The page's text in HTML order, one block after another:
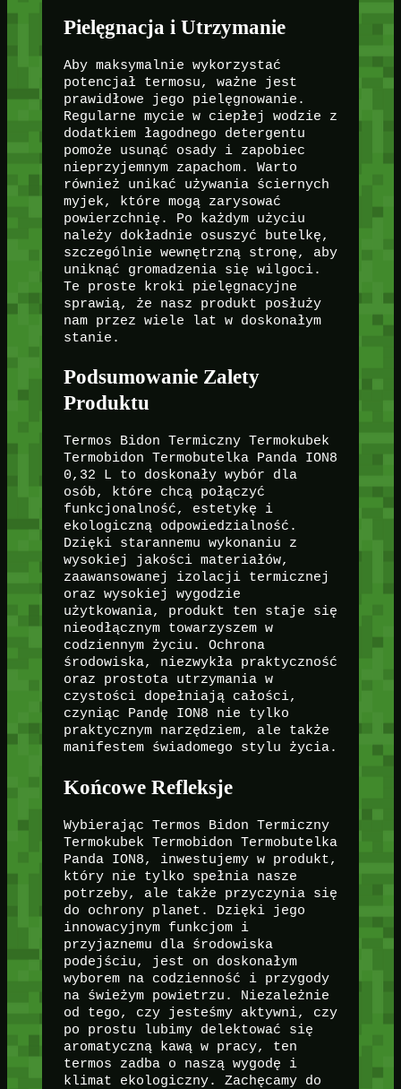
Pielęgnacja i Utrzymanie
Aby maksymalnie wykorzystać
potencjał termosu, ważne jest
prawidłowe jego pielęgnowanie.
Regularne mycie w ciepłej wodzie z
dodatkiem łagodnego detergentu
pomoże usunąć osady i zapobiec
nieprzyjemnym zapachom. Warto
również unikać używania ściernych
myjek, które mogą zarysować
powierzchnię. Po każdym użyciu
należy dokładnie osuszyć butelkę,
szczególnie wewnętrzną stronę, aby
uniknąć gromadzenia się wilgoci.
Te proste kroki pielęgnacyjne
sprawią, że nasz produkt posłuży
nam przez wiele lat w doskonałym
stanie.
Podsumowanie Zalety
Produktu
Termos Bidon Termiczny Termokubek
Termobidon Termobutelka Panda ION8
0,32 L to doskonały wybór dla
osób, które chcą połączyć
funkcjonalność, estetykę i
ekologiczną odpowiedzialność.
Dzięki starannemu wykonaniu z
wysokiej jakości materiałów,
zaawansowanej izolacji termicznej
oraz wysokiej wygodzie
użytkowania, produkt ten staje się
nieodłącznym towarzyszem w
codziennym życiu. Ochrona
środowiska, niezwykła praktyczność
oraz prostota utrzymania w
czystości dopełniają całości,
czyniąc Pandę ION8 nie tylko
praktycznym narzędziem, ale także
manifestem świadomego stylu życia.
Końcowe Refleksje
Wybierając Termos Bidon Termiczny
Termokubek Termobidon Termobutelka
Panda ION8, inwestujemy w produkt,
który nie tylko spełnia nasze
potrzeby, ale także przyczynia się
do ochrony planet. Dzięki jego
innowacyjnym funkcjom i
przyjaznemu dla środowiska
podejściu, jest on doskonałym
wyborem na codzienność i przygody
na świeżym powietrzu. Niezależnie
od tego, czy jesteśmy aktywni, czy
po prostu lubimy delektować się
aromatyczną kawą w pracy, ten
termos zadba o naszą wygodę i
klimat ekologiczny. Zachęcamy do